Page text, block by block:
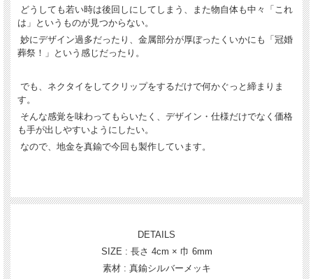
どうしても若い時は後回しにしてしまう、また物自体も中々「これ
は」というものが見つからない。
妙にデザイン過多だったり、金属部分が厚ぼったくいかにも「冠婚
葬祭！」という感じだったり。
でも、ネクタイをしてクリップをするだけで何かぐっと締まりま
す。
そんな感覚を味わってもらいたく、デザイン・仕様だけでなく価格
も手が出しやすいようにしたい。
なので、地金を真鍮で今回も製作しています。
DETAILS
SIZE : 長さ 4cm × 巾 6mm
素材: 真鍮シルバーメッキ